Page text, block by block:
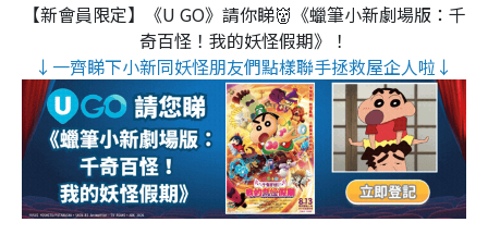
【新會員限定】《U GO》請你睇👹《蠟筆小新劇場版：千
奇百怪！我的妖怪假期》！
↓一齊睇下小新同妖怪朋友們點樣聯手拯救屋企人啦↓